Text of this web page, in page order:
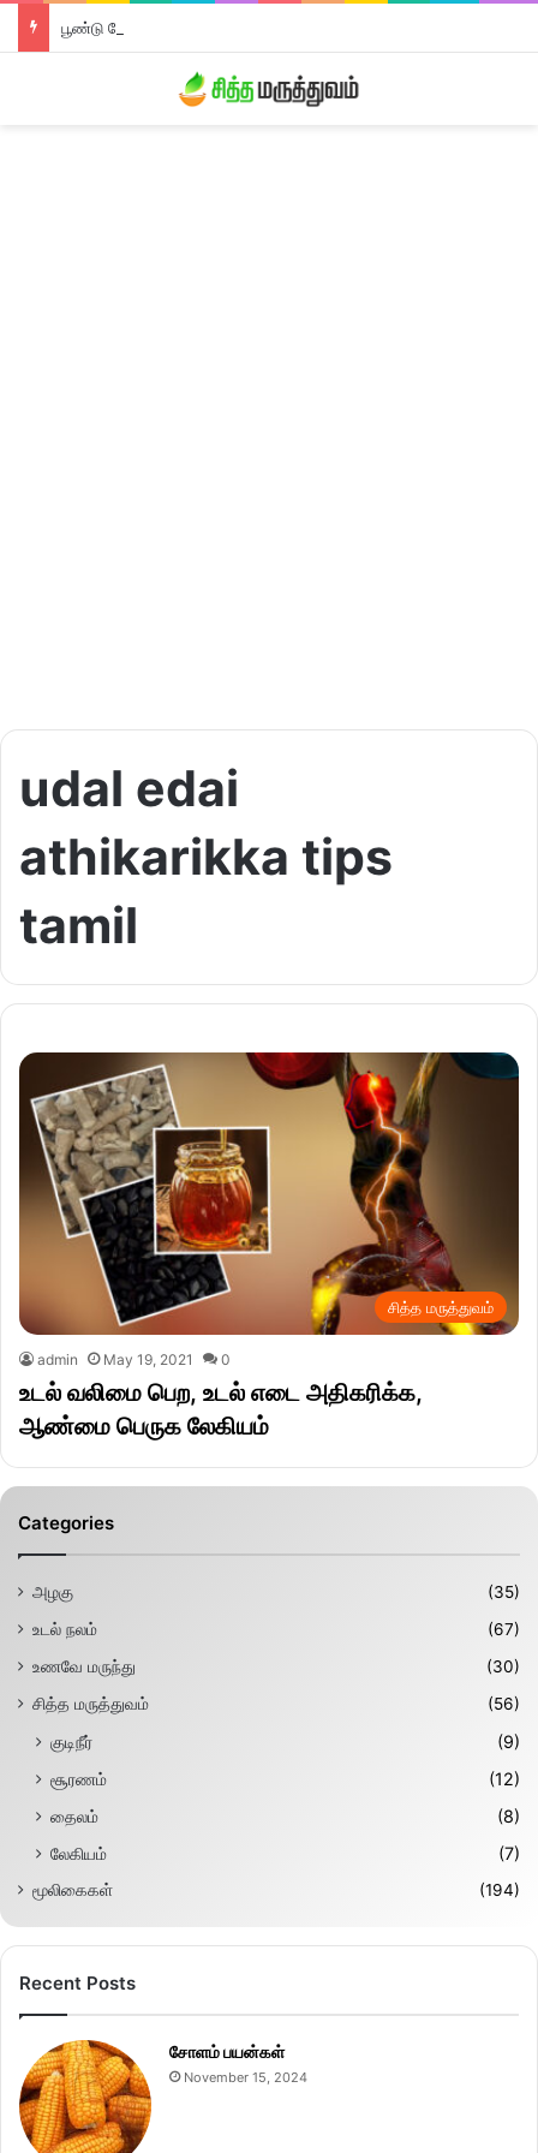
பூண்டு லேகியம்
udal edai
athikarikka tips
tamil
சித்த மருத்துவம்
admin May 19, 2021 0
உடல் வலிமை பெற, உடல் எடை அதிகரிக்க,
ஆண்மை பெருக லேகியம்
Categories
அழகு
(35)
உடல் நலம்
(67)
உணவே மருந்து
(30)
சித்த மருத்துவம்
(56)
குடிநீர்
(9)
சூரணம்
(12)
தைலம்
(8)
லேகியம்
(7)
மூலிகைகள் (194)
Recent Posts
சோளம் பயன்கள்
November 15, 2024